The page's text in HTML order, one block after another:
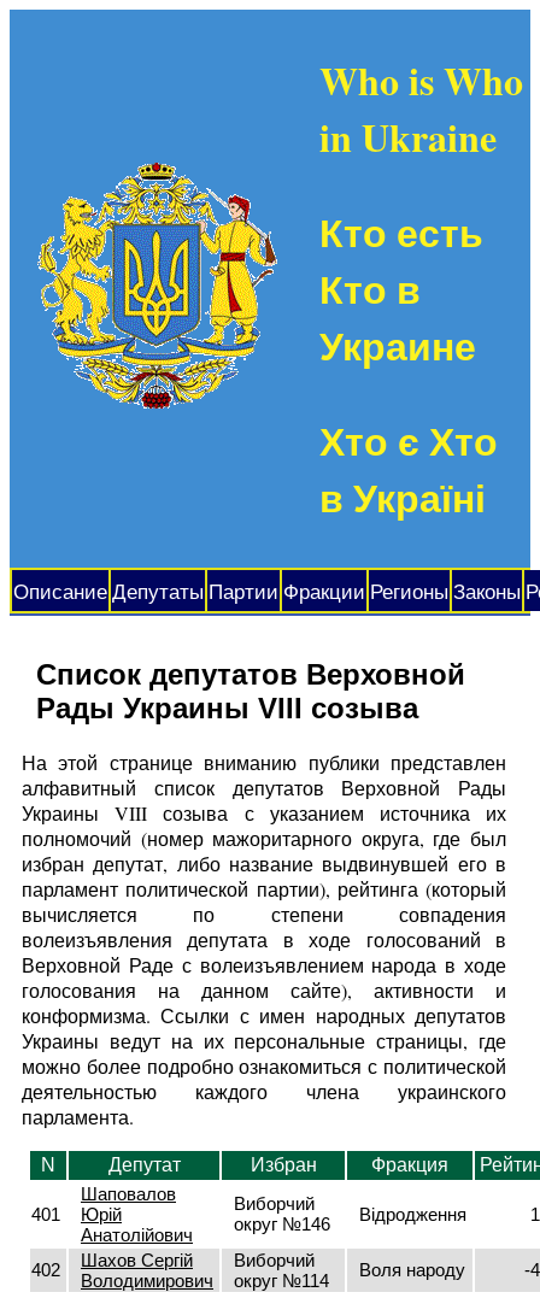
Who is Who
in Ukraine
Кто есть
Кто в
Украине
Хто є Хто
в Україні
Описание Депутаты Партии Фракции Регионы Законы
Список депутатов Верховной
Рады Украины VIII созыва
На этой странице вниманию публики представлен
алфавитный список депутатов Верховной Рады
Украины VIII созыва с указанием источника их
полномочий (номер мажоритарного округа, где был
избран депутат, либо название выдвинувшей его в
парламент политической партии), рейтинга (который
вычисляется по степени совпадения
волеизъявления депутата в ходе голосований в
Верховной Раде с волеизъявлением народа в ходе
голосования на данном сайте), активности и
конформизма. Ссылки с имен народных депутатов
Украины ведут на их персональные страницы, где
можно более подробно ознакомиться с политической
деятельностью каждого члена украинского
парламента.
N Депутат Избран Фракция
401
Шаповалов
Юрій
Анатолійович
Виборчий
округ №146
Відродження
402
Шахов Сергій
Володимирович
Виборчий
округ №114
Воля народу -